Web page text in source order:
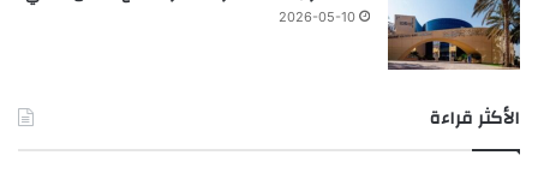
2026-05-10
الأكثر قراءة